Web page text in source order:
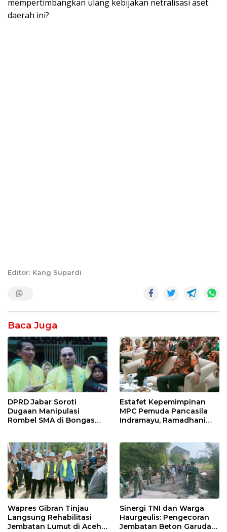
mempertimbangkan ulang kebijakan netralisasi aset
daerah ini?
Editor: Kang Supardi
Baca Juga
DPRD Jabar Soroti
Dugaan Manipulasi
Rombel SMA di Bongas
Estafet Kepemimpinan
MPC Pemuda Pancasila
Indramayu, Ramadhani
Muscablub
Wapres Gibran Tinjau
Langsung Rehabilitasi
Jembatan Lumut di Aceh
Sinergi TNI dan Warga
Haurgeulis: Pengecoran
Jembatan Beton Garuda